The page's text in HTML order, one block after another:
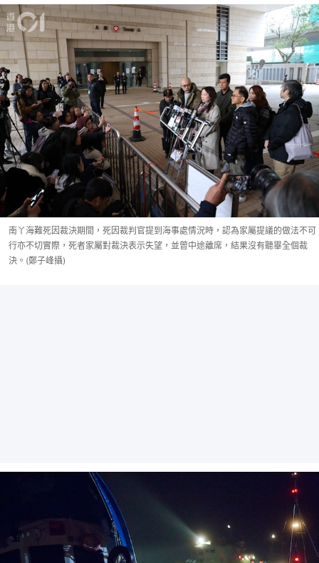
南丫海難死因裁決期間，死因裁判官提到海事處情況時，認為家屬提議的做法不可
行亦不切實際，死者家屬對裁決表示失望，並曾中途離席，結果沒有聽畢全個裁
決。(鄭子峰攝)